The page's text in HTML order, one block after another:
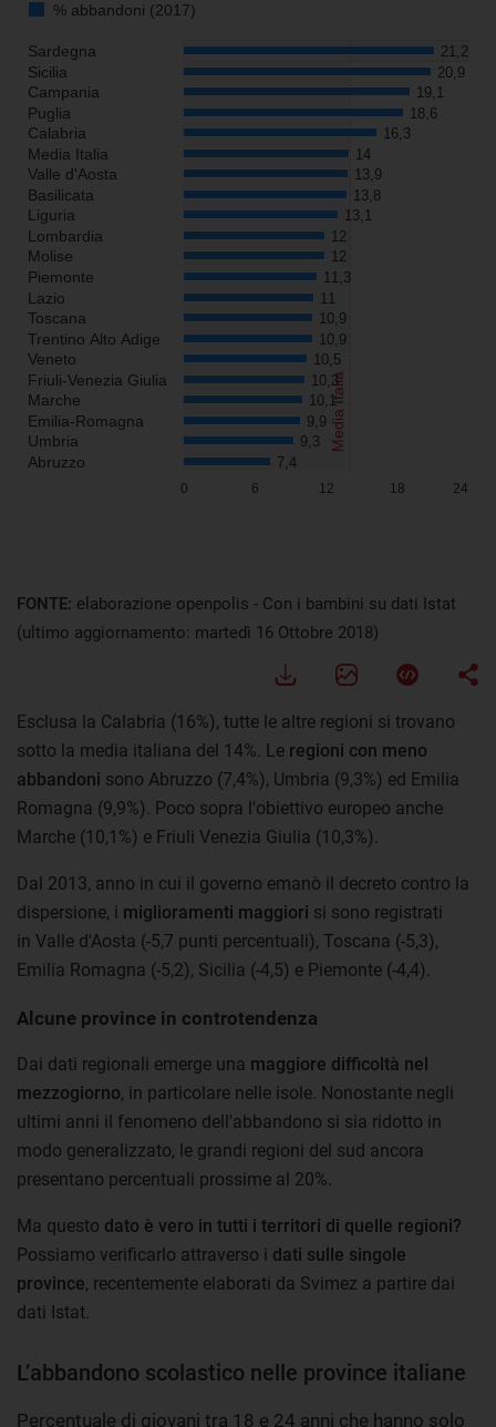
FONTE: elaborazione openpolis - Con i bambini su dati Istat
(ultimo aggiornamento: martedì 16 Ottobre 2018)
Esclusa la Calabria (16%), tutte le altre regioni si trovano
sotto la media italiana del 14%. Le regioni con meno
abbandoni sono Abruzzo (7,4%), Umbria (9,3%) ed Emilia
Romagna (9,9%). Poco sopra l'obiettivo europeo anche
Marche (10,1%) e Friuli Venezia Giulia (10,3%).
Dal 2013, anno in cui il governo emanò il decreto contro la
dispersione, i miglioramenti maggiori si sono registrati
in Valle d'Aosta (-5,7 punti percentuali), Toscana (-5,3),
Emilia Romagna (-5,2), Sicilia (-4,5) e Piemonte (-4,4).
Alcune province in controtendenza
Dai dati regionali emerge una maggiore difficoltà nel
mezzogiorno, in particolare nelle isole. Nonostante negli
ultimi anni il fenomeno dell'abbandono si sia ridotto in
modo generalizzato, le grandi regioni del sud ancora
presentano percentuali prossime al 20%.
Ma questo dato è vero in tutti i territori di quelle regioni?
Possiamo verificarlo attraverso i dati sulle singole
province, recentemente elaborati da Svimez a partire dai
dati Istat.
L’abbandono scolastico nelle province italiane
Percentuale di giovani tra 18 e 24 anni che hanno solo